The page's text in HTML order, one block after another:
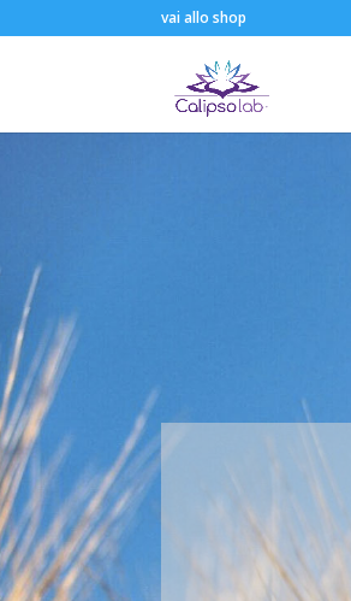
vai allo shop